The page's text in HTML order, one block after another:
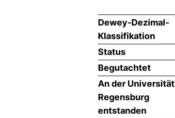
Dewey-Dezimal-
Klassifikation
Status
Begutachtet
An der Universität
Regensburg
entstanden